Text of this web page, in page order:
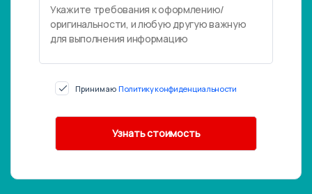
Принимаю Политику конфиденциальности